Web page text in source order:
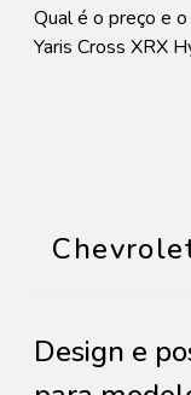
Qual é o preço e
Yaris Cross XRX
Design e